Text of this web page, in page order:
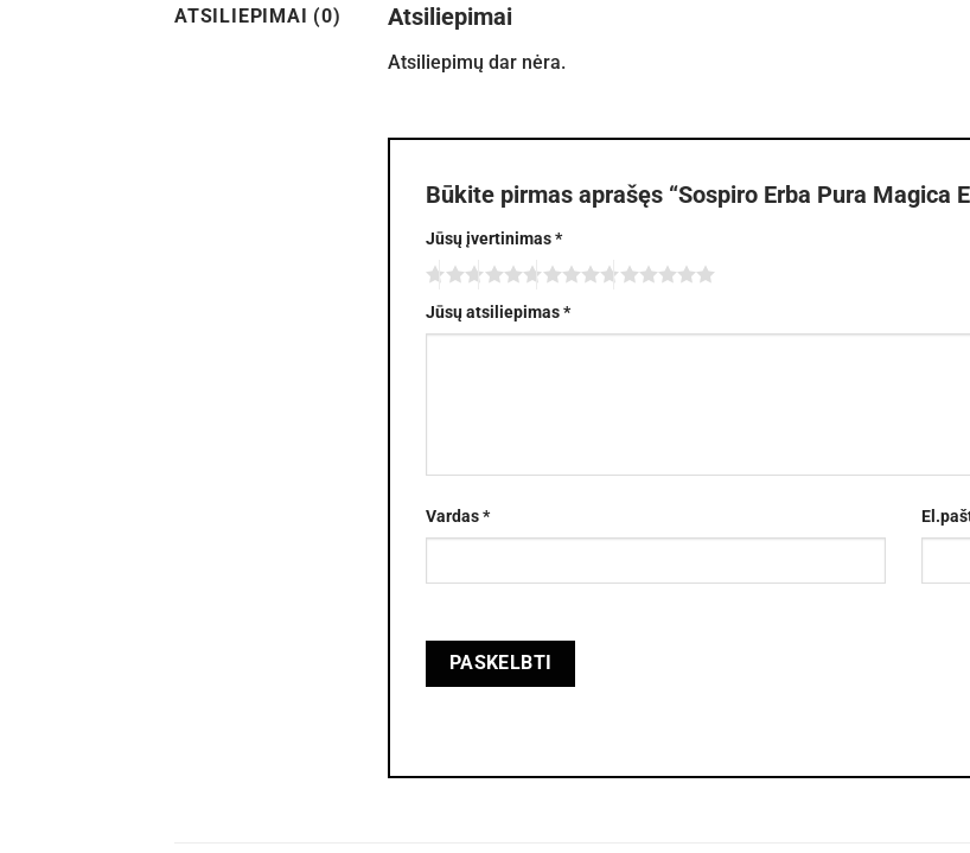
ATSILIEPIMAI (0) Atsiliepimai
Atsiliepimų dar nėra.
Būkite pirmas aprašęs “Sospiro Erba Pura Magica
Jūsų įvertinimas*
Jūsų atsiliepimas*
Vardas*